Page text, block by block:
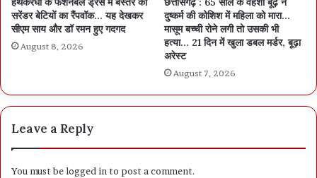
सरेंडर बेटियों का रैंपवॉक… यह देखकर
सीएम साय और डॉ रमन हुए गदगद
August 8, 2026
दुष्कर्म की कोशिश में महिला को मारा…
मासूम बच्ची रोने लगी तो उसकी भी
हत्या… 21 दिन में खुला डबल मर्डर, बूढ़ा
अरेस्ट
August 7, 2026
Leave a Reply
You must belogged into post a comment.